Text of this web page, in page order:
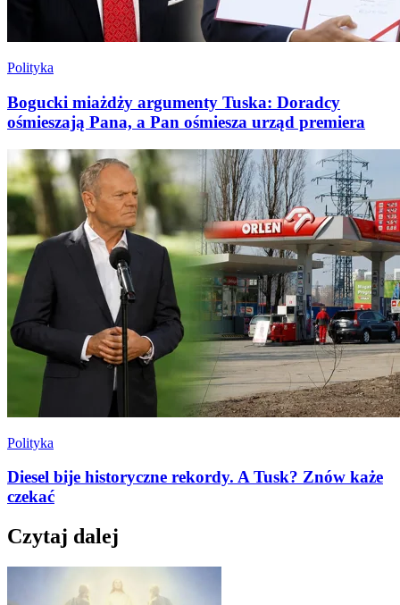
Polityka
Bogucki miażdży argumenty Tuska: Doradcy
ośmieszają Pana, a Pan ośmiesza urząd premiera
Polityka
Diesel bije historyczne rekordy. A Tusk? Znów każe
czekać
Czytaj dalej